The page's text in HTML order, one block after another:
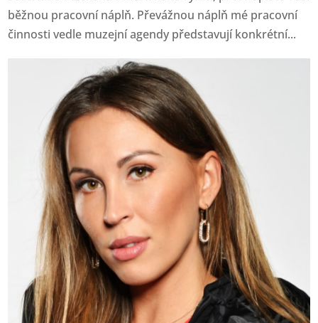
běžnou pracovní náplň. Převážnou náplň mé pracovní
činnosti vedle muzejní agendy představují konkrétní...